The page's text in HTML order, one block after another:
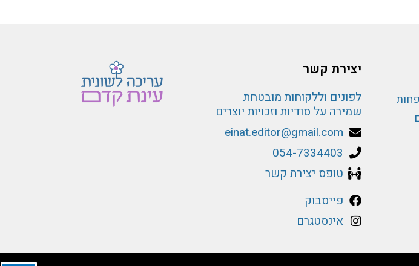
יצירת קשר
לפונים וללקוחות מובטחת
שמירה על סודיות וזכויות יוצרים
einat.editor@gmail.com
054-7334403
טופס יצירת קשר
פייסבוק
אינסטגרם